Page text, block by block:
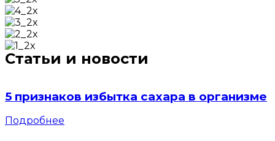
Статьи и новости
5 признаков избытка сахара в организме
Подробнее